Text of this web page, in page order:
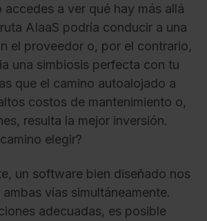
accedes a ver qué hay más allá
AIaaS podría conducir a una
el proveedor o, por el contrario,
una simbiosis perfecta con tu
que el camino autoalojado a
costos de mantenimiento o,
resulta la mejor inversión.
elegir?
un software bien diseñado nos
vías simultáneamente.
adecuadas, es posible